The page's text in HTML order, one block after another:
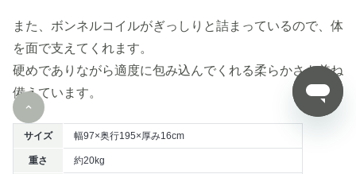
また、ボンネルコイルがぎっしりと詰まっているので、体
を面で支えてくれます。
硬めでありながら適度に包み込んでくれる柔らかさも兼ね
備えています。
サイズ 幅97×奥行195×厚み16cm
重さ 約20kg